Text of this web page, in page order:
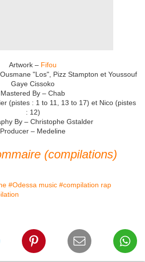
Artwork – Fifou
"Los", Pizz Stampton et Youssouf
Gaye Cissoko
Mastered By – Chab
(pistes : 1 to 11, 13 to 17) et Nico (pistes
: 12)
By – Christophe Gstalder
Producer – Medeline
(compilations)
#Odessa music #compilation rap